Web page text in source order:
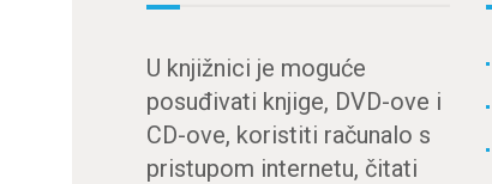
U knjižnici je moguće
posuđivati knjige, DVD-ove i
CD-ove, koristiti računalo s
pristupom internetu, čitati